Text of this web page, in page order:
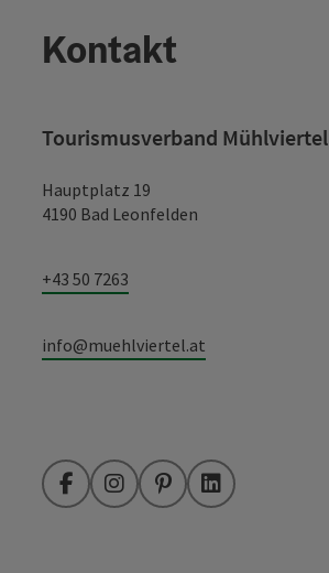
Kontakt
Tourismusverband Mühlviertel
Hauptplatz 19
4190 Bad Leonfelden
+43 50 7263
info@muehlviertel.at
FacebookInstagramPinterestLinkedIn